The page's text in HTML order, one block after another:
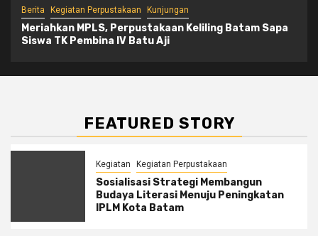
Berita Kegiatan Perpustakaan Kunjungan
Meriahkan MPLS, Perpustakaan Keliling Batam Sapa
Siswa TK Pembina IV Batu Aji
FEATURED STORY
Kegiatan Kegiatan Perpustakaan
Sosialisasi Strategi Membangun
Budaya Literasi Menuju Peningkatan
IPLM Kota Batam